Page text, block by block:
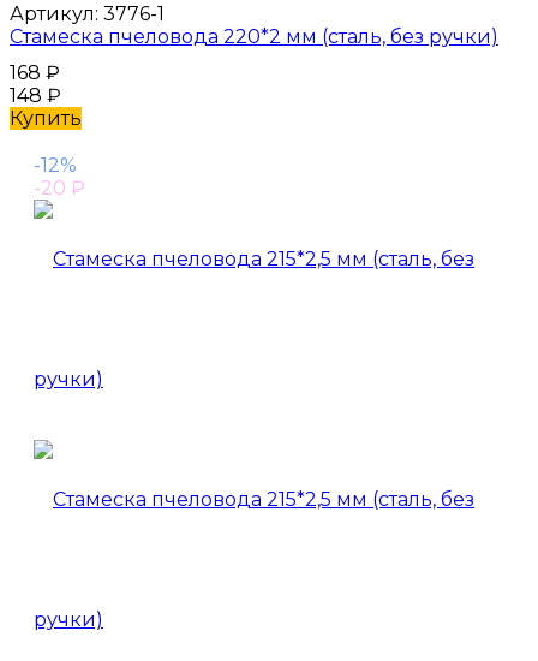
Артикул: 3776-1
Стамеска пчеловода 220*2 мм (сталь, без ручки)
168 ₽
148 ₽
Купить
-12%
-20 ₽